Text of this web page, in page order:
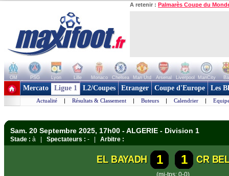
A retenir : Palmarès Coupe du
OM PSG Lyon Lille Monaco Chelsea Man Utd Arsenal Liverpool ManCity
+ de clubs
Mercato Ligue 1 L2/Coupes Etranger Coupe d'Europe Les
Actualité | Résultats & Classement | Buteurs | Calendrier |
Sam. 20 Septembre 2025, 17h00 - ALGERIE - Division 1
Stade : à | Spectateurs : - | Arbitre :
EL BAYADH 1 1 CR
(mi-tps: 0-0)